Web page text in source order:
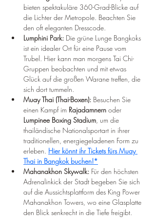
bieten spektakuläre 360-Grad-Blicke auf
die Lichter der Metropole. Beachten Sie
den oft eleganten Dresscode.
Lumphini Park: Die grüne Lunge Bangkoks
ist ein idealer Ort für eine Pause vom
Trubel. Hier kann man morgens Tai Chi-
Gruppen beobachten und mit etwas
Glück auf die großen Warane treffen, die
sich dort tummeln.
Muay Thai (Thai-Boxen): Besuchen Sie
einen Kampf im Rajadamnern oder
Lumpinee Boxing Stadium, um die
thailändische Nationalsportart in ihrer
traditionellen, energiegeladenen Form zu
erleben. Hier könnt ihr Tickets fürs Muay
Thai in Bangkok buchen!*
Mahanakhon Skywalk: Für den höchsten
Adrenalinkick der Stadt begeben Sie sich
auf die Aussichtsplattform des King Power
Mahanakhon Towers, wo eine Glasplatte
den Blick senkrecht in die Tiefe freigibt.